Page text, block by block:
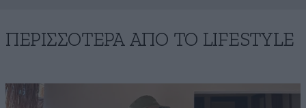
ΠΕΡΙΣΣΟΤΕΡΑ ΑΠΟ ΤΟ LIFESTYLE